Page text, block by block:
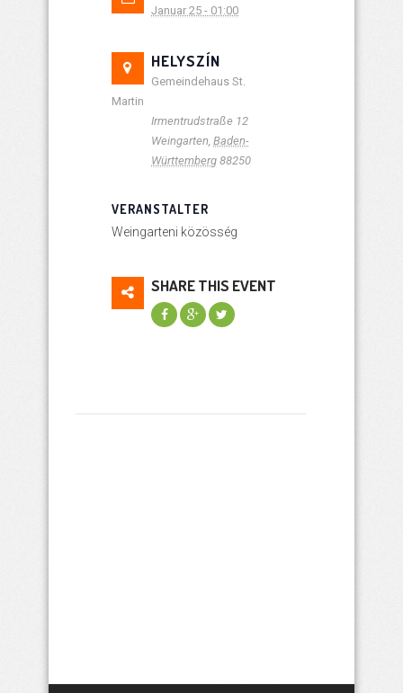
Januar 25 - 01:00
HELYSZÍN
Gemeindehaus St.
Martin
Irmentrudstraße 12
Weingarten Baden-
Württemberg 88250
VERANSTALTER
Weingarteni közösség
SHARE THIS EVENT